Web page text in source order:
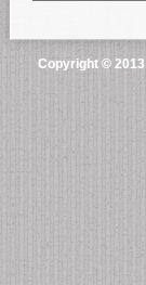
Copyright © 2013